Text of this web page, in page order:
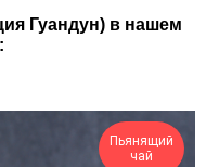
Гуандун) в нашем
Пьянящий
чай